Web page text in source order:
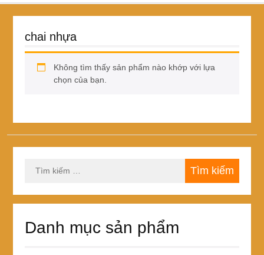
chai nhựa
Không tìm thấy sản phẩm nào khớp với lựa
chọn của bạn.
kiếm
Danh mục sản phẩm